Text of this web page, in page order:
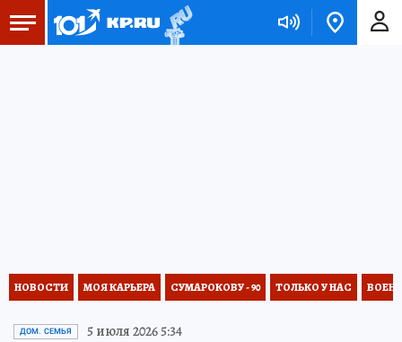
НОВОСТИ МОЯ КАРЬЕРА СУМАРОКОВУ - 90 ТОЛЬКО У НАС
ДОМ. СЕМЬЯ 5 июля 2026 5:34